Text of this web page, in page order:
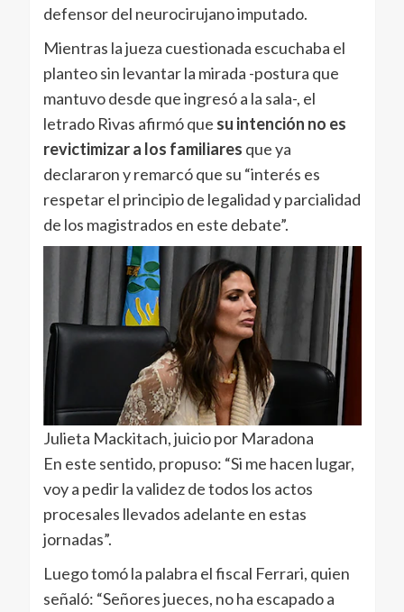
defensor del neurocirujano imputado.
Mientras la jueza cuestionada escuchaba el
planteo sin levantar la mirada -postura que
mantuvo desde que ingresó a la sala-, el
letrado Rivas afirmó que su intención no es
revictimizar a los familiares que ya
declararon y remarcó que su “interés es
respetar el principio de legalidad y parcialidad
de los magistrados en este debate”.
Julieta Mackitach, juicio por Maradona
En este sentido, propuso: “Si me hacen lugar,
voy a pedir la validez de todos los actos
procesales llevados adelante en estas
jornadas”.
Luego tomó la palabra el fiscal Ferrari, quien
señaló: “Señores jueces, no ha escapado a